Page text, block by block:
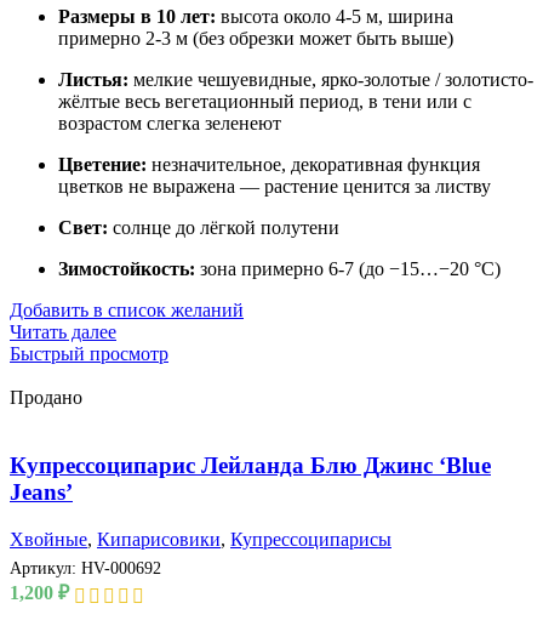
Размеры в 10 лет: высота около 4-5 м, ширина
примерно 2-3 м (без обрезки может быть выше)
Листья: мелкие чешуевидные, ярко-золотые / золотисто-
жёлтые весь вегетационный период, в тени или с
возрастом слегка зеленеют
Цветение: незначительное, декоративная функция
цветков не выражена — растение ценится за листву
Свет: солнце до лёгкой полутени
Зимостойкость: зона примерно 6-7 (до −15…−20 °C)
Добавить в список желаний
Читать далее
Быстрый просмотр
Продано
Купрессоципарис Лейланда Блю Джинс ‘Blue
Jeans’
Хвойные, Кипарисовики, Купрессоципарисы
Артикул: HV-000692
1,200 ₽